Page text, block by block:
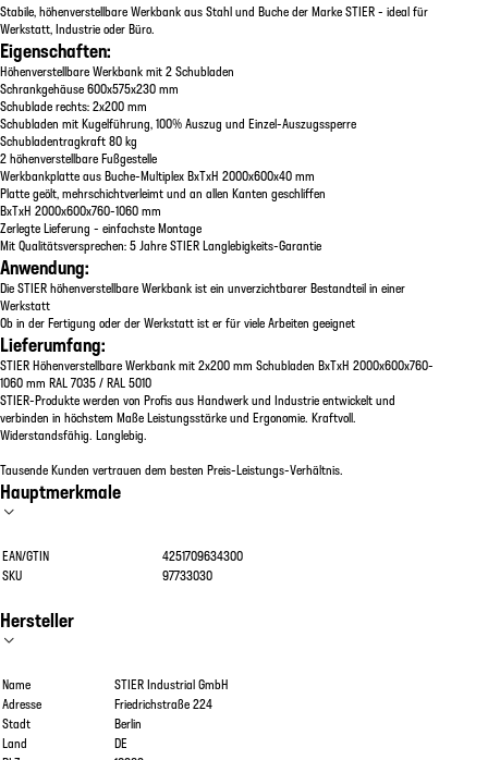
Stabile, höhenverstellbare Werkbank aus Stahl und Buche der Marke STIER - ideal für
Werkstatt, Industrie oder Büro.
Eigenschaften:
Höhenverstellbare Werkbank mit 2 Schubladen
Schrankgehäuse 600x575x230 mm
Schublade rechts: 2x200 mm
Schubladen mit Kugelführung, 100% Auszug und Einzel-Auszugssperre
Schubladentragkraft 80 kg
2 höhenverstellbare Fußgestelle
Werkbankplatte aus Buche-Multiplex BxTxH 2000x600x40 mm
Platte geölt, mehrschichtverleimt und an allen Kanten geschliffen
BxTxH 2000x600x760-1060 mm
Zerlegte Lieferung - einfachste Montage
Mit Qualitätsversprechen: 5 Jahre STIER Langlebigkeits-Garantie
Anwendung:
Die STIER höhenverstellbare Werkbank ist ein unverzichtbarer Bestandteil in einer
Werkstatt
Ob in der Fertigung oder der Werkstatt ist er für viele Arbeiten geeignet
Lieferumfang:
STIER Höhenverstellbare Werkbank mit 2x200 mm Schubladen BxTxH 2000x600x760-
1060 mm RAL 7035 / RAL 5010
STIER-Produkte werden von Profis aus Handwerk und Industrie entwickelt und
verbinden in höchstem Maße Leistungsstärke und Ergonomie. Kraftvoll.
Widerstandsfähig. Langlebig.
Tausende Kunden vertrauen dem besten Preis-Leistungs-Verhältnis.
Hauptmerkmale
EAN/GTIN
4251709634300
SKU
97733030
Hersteller
Name
STIER Industrial GmbH
Adresse
Friedrichstraße 224
Stadt
Berlin
Land
DE